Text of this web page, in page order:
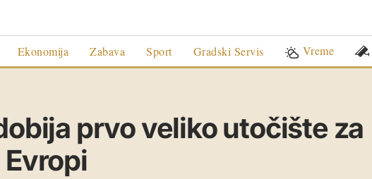
Ekonomija Zabava Sport Gradski Servis Vreme
prvo veliko utočište za